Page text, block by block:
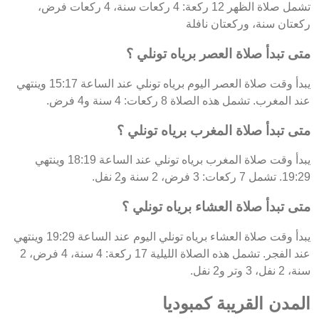
تشمل صلاة الظهر 12 ركعة: 4 ركعات سنة، 4 ركعات فرض،
ركعتان سنة، وركعتان نافلة
متى تبدأ صلاة العصر برياه تونلي ؟
يبدأ وقت صلاة العصر اليوم برياه تونلي عند الساعة 15:17 وينتهي
عند المغرب. تشمل هذه الصلاة 8 ركعات: 4 سنة و4 فرض.
متى تبدأ صلاة المغرب برياه تونلي ؟
يبدأ وقت صلاة المغرب برياه تونلي عند الساعة 18:19 وينتهي
19:29. تشمل 7 ركعات: 3 فرض، 2 سنة و2 نفل.
متى تبدأ صلاة العشاء برياه تونلي ؟
يبدأ وقت صلاة العشاء برياه تونلي اليوم عند الساعة 19:29 وينتهي
عند الفجر. تشمل هذه الصلاة الليلية 17 ركعة: 4 سنة، 4 فرض، 2
سنة، 2 نفل، 3 وتر و2 نفل.
المدن القريبة كمبوديا